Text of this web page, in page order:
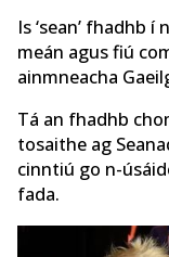
Is ‘sean’ fhadhb
meán agus fiú
ainmneacha
Tá an fhadhb
tosaithe ag
cinntiú go n-
fada.